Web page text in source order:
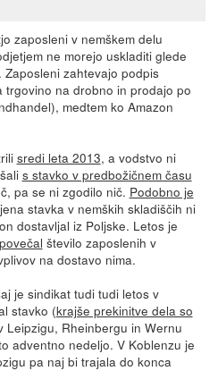
zaposleni v nemškem delu
ne morejo uskladiti glede
zahtevajo podpis
na drobno in prodajo po
medtem ko Amazon
sredi leta 2013, a vodstvo ni
s stavko v predbožičnem času
pa se ni zgodilo nič. Podobno je
stavka v nemških skladiščih ni
dostavljal iz Poljske. Letos je
število zaposlenih v
na dostavo nima.
je sindikat tudi tudi letos v
stavko (krajše prekinitve dela so
Leipzigu, Rheinbergu in Wernu
adventno nedeljo. V Koblenzu je
pa naj bi trajala do konca